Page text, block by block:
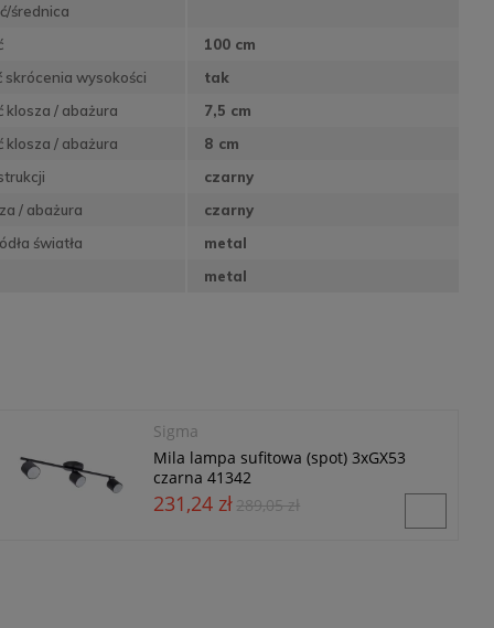
średnica
100 cm
skrócenia wysokości
tak
klosza / abażura
7,5 cm
klosza / abażura
8 cm
czarny
/ abażura
czarny
światła
metal
metal
Sigma
Mila lampa sufitowa (spot) 3xGX53
czarna 41342
231,24 zł 289,05 zł